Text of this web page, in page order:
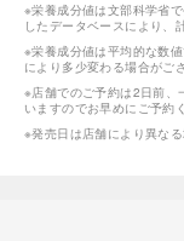
※栄養成分値は文部科学省
したデータベースにより、
※栄養成分値は平均的な数
により多少変わる場合がご
※店舗でのご予約は2日前、
いますのでお早めにご予約
※発売日は店舗により異なる